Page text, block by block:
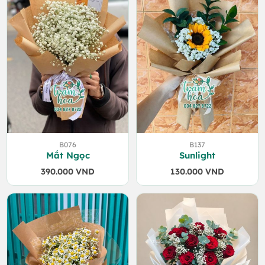
B076
Mắt Ngọc
390.000 VND
B137
Sunlight
130.000 VND